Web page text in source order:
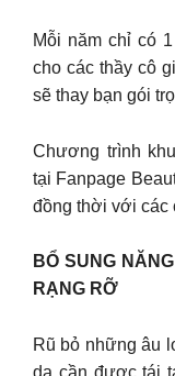
Mỗi năm chỉ có
cho các thầy cô
sẽ thay bạn gói
Chương trình
tại Fanpage
đồng thời với các
BỔ SUNG
RẠNG RỠ
Rũ bỏ những âu
da cần được tái